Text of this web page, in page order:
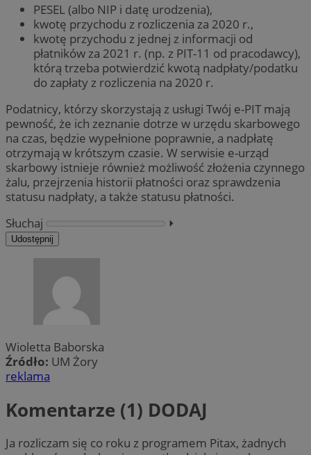
PESEL (albo NIP i datę urodzenia),
kwotę przychodu z rozliczenia za 2020 r.,
kwotę przychodu z jednej z informacji od
płatników za 2021 r. (np. z PIT-11 od pracodawcy),
którą trzeba potwierdzić kwotą nadpłaty/podatku
do zapłaty z rozliczenia na 2020 r.
Podatnicy, którzy skorzystają z usługi Twój e-PIT mają
pewność, że ich zeznanie dotrze w urzędu skarbowego
na czas, będzie wypełnione poprawnie, a nadpłatę
otrzymają w krótszym czasie. W serwisie e-urząd
skarbowy istnieje również możliwość złożenia czynnego
żalu, przejrzenia historii płatności oraz sprawdzenia
statusu nadpłaty, a także statusu płatności.
Słuchaj
⏵︎
Udostępnij
Wioletta Baborska
Źródło: UM Żory
reklama
Komentarze (1) DODAJ
Ja rozliczam się co roku z programem Pitax, żadnych